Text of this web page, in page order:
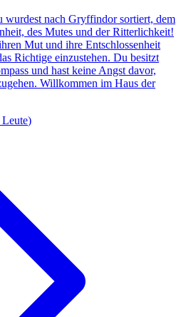
nach Gryffindor sortiert, dem
des Mutes und der Ritterlichkeit!
Mut und ihre Entschlossenheit
Richtige einzustehen. Du besitzt
und hast keine Angst davor,
Willkommen im Haus der
Leute)